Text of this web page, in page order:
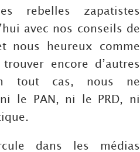
rebelles zapatistes
avec nos conseils de
nous heureux comme
encore d’autres
tout cas, nous ne
le PAN, ni le PRD, ni
dans les médias